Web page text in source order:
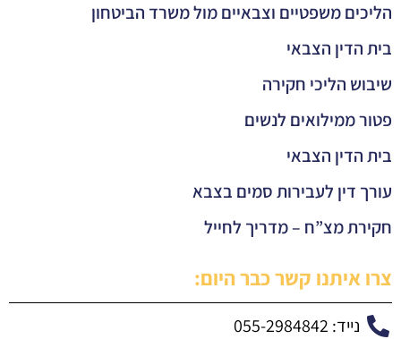
הליכים משפטיים וצבאיים מול משרד הביטחון
בית הדין הצבאי
שיבוש הליכי חקירה
פטור ממילואים לנשים
בית הדין הצבאי
עורך דין לעבירות סמים בצבא
חקירת מצ”ח – מדריך לחייל
צרו איתנו קשר כבר היום:
נייד: 055-2984842